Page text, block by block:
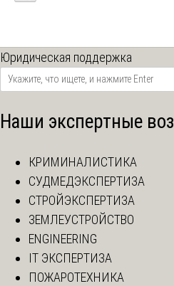
Юридическая поддержка
Наши экспертные
КРИМИНАЛИСТИКА
СУДМЕДЭКСПЕРТИЗА
СТРОЙЭКСПЕРТИЗА
ЗЕМЛЕУСТРОЙСТВО
ENGINEERING
IT ЭКСПЕРТИЗА
ПОЖАРОТЕХНИКА